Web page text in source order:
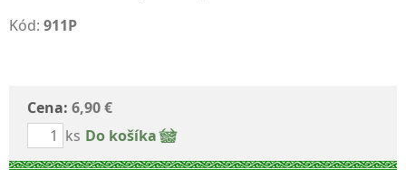
Kód: 911P
Cena: 6,90 €
ks Do košíka